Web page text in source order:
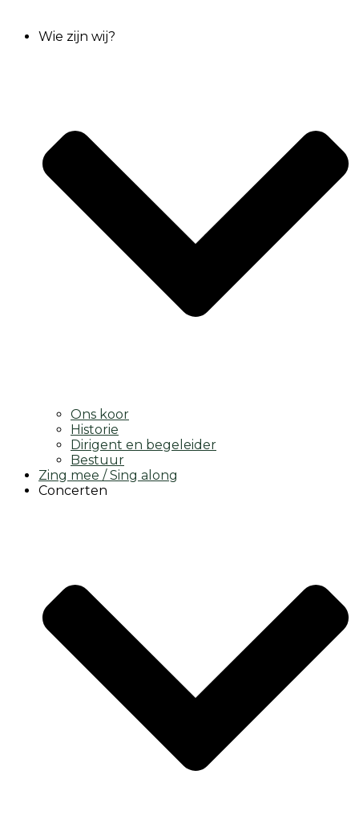
Wie zijn wij?
Ons koor
Historie
Dirigent en begeleider
Bestuur
Zing mee / Sing along
Concerten